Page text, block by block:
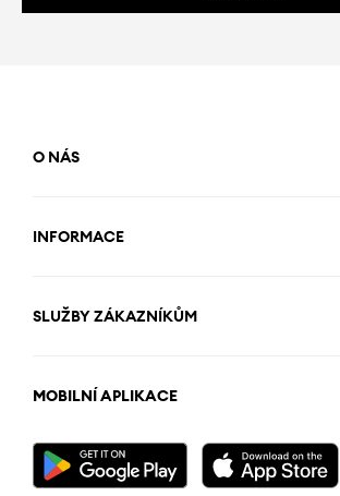
O NÁS
INFORMACE
SLUŽBY ZÁKAZNÍKŮM
MOBILNÍ APLIKACE